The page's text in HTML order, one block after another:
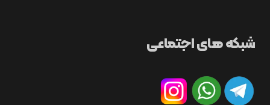
شبکه های اجتماعی